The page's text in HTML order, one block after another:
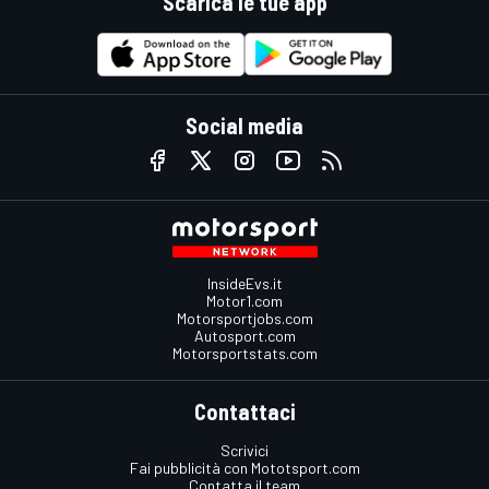
Social media
InsideEvs.it
Motor1.com
Motorsportjobs.com
Autosport.com
Motorsportstats.com
Contattaci
Scrivici
Fai pubblicità con Mototsport.com
Contatta il team